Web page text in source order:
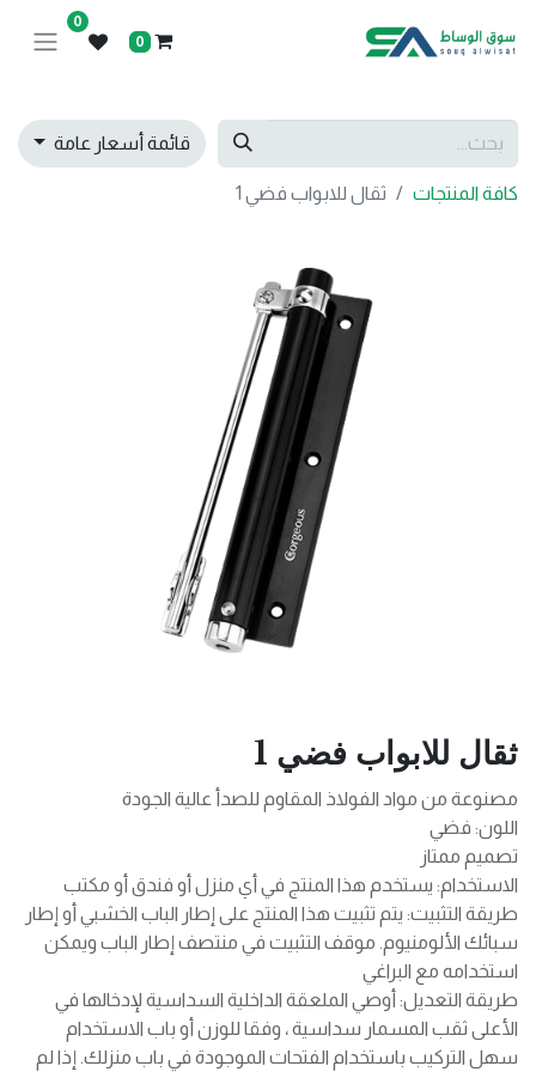
0
0
قائمة أسعار عامة
كافة المنتجات ثقال للابواب فضي 1
ثقال للابواب فضي 1
مصنوعة من مواد الفولاذ المقاوم للصدأ عالية الجودة
اللون: فضي
تصميم ممتاز
الاستخدام: يستخدم هذا المنتج في أي منزل أو فندق أو مكتب
طريقة التثبيت: يتم تثبيت هذا المنتج على إطار الباب الخشبي أو إطار
سبائك الألومنيوم. موقف التثبيت في منتصف إطار الباب ويمكن
استخدامه مع البراغي
طريقة التعديل: أوصي الملعقة الداخلية السداسية لإدخالها في
الأعلى ثقب المسمار سداسية ، وفقا للوزن أو باب الاستخدام
سهل التركيب باستخدام الفتحات الموجودة في باب منزلك. إذا لم